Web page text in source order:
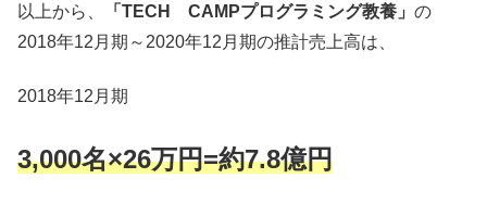
以上から、 「TECH CAMPプログラミング教養」 の
2018年12月期～2020年12月期の推計売上高は、
2018年12月期
3,000名×26万円=約7.8億円